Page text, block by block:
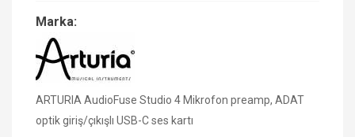
Marka:
ARTURIA AudioFuse Studio 4 Mikrofon preamp, ADAT
optik giriş/çıkışlı USB-C ses kartı